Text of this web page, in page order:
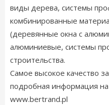
виды дерева, системы
комбинированные
(деревянные окна с
алюминиевые, системы
строительства.
Самое высокое качество
подробная информация
www.bertrand.pl